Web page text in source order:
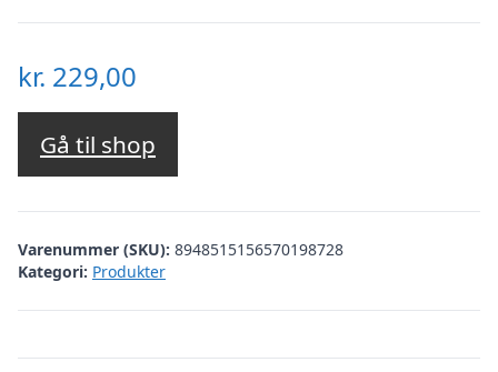
kr. 229,00
Gå til shop
Varenummer (SKU): 8948515156570198728
Kategori: Produkter